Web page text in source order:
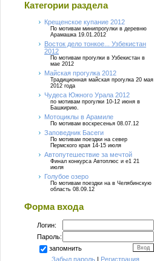
Категории раздела
Крещенское купание 2012
По мотивам минипрогулки в деревню
Арамашка 19.01.2012
Восток дело тонкое... Узбекистан
2012
По мотивам прогулки в Узбекистан в
мае 2012
Майская прогулка 2012
Традиционная майская прогулка 20 мая
2012 года
Чудеса Южного Урала 2012
по мотивам прогулки 10-12 июня в
Башкирию.
Мотоциклы в Арамиле
По мотивам воскресенья 08.07.12
Заповедник Басеги
По мотивам поездки на север
Пермского края 14-15 июля
Автопутешествие за мечтой
Финал конкурса Автоплюс и е1 21
июля
Голубое озеро
По мотивам поездки на в Челябинскую
область 08.09.12
Форма входа
Логин:
Пароль:
запомнить
Забыл пароль | Регистрация